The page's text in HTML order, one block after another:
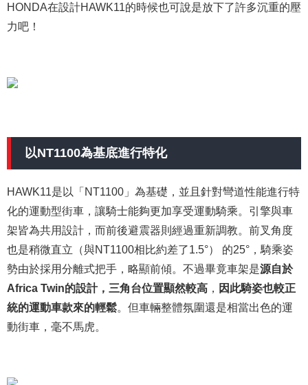
HONDA在設計HAWK11的時候也可說是放下了許多沉重的壓
力吧！
以NT1100為基底進行特化
HAWK11是以「NT1100」為基礎，並且針對彎道性能進行特
化的運動型街車，讓騎士能夠更加享受運動騎乘。引擎與車
架皆為共用設計，而前後避震器則經過重新調教。前叉角度
也是稍微直立（與NT1100相比約差了1.5°） 的25°，騎乘姿
勢由於採用分離式把手，略顯前傾。不過畢竟車架是源自於
Africa Twin的設計，三角台位置顯然較高
因此騎姿也較正
統的運動車款來的輕鬆 。但車輛整體氛圍還是相當出色的運
動街車，毫不馬虎。